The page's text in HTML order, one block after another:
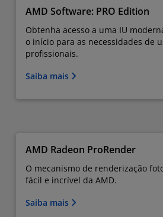
AMD Software: PRO Edition
Obtenha acesso a uma IU
o início para as necessidades de
profissionais.
Saiba mais
AMD Radeon ProRender
O mecanismo de renderização
fácil e incrível da AMD.
Saiba mais